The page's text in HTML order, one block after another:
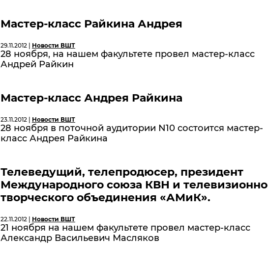
Мастер-класс Райкина Андрея
29.11.2012 | Новости ВШТ
28 ноября, на нашем факультете провел мастер-класс
Андрей Райкин
Мастер-класс Андрея Райкина
23.11.2012 | Новости ВШТ
28 ноября в поточной аудитории N10 состоится мастер-
класс Андрея Райкина
Телеведущий, телепродюсер, президент
Международного союза КВН и
творческого объединения «АМиК».
22.11.2012 | Новости ВШТ
21 ноября на нашем факультете провел мастер-класс
Александр Васильевич Масляков